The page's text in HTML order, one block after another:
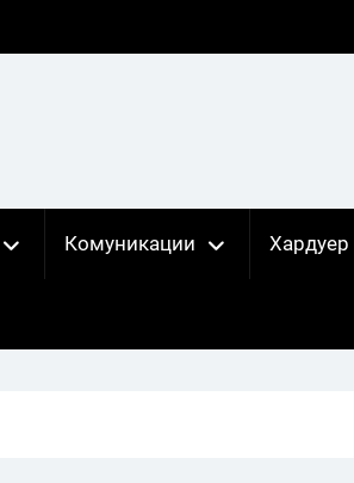
Комуникации Хардуер